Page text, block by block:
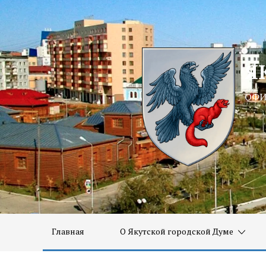
Главная О Якутской городской Думе